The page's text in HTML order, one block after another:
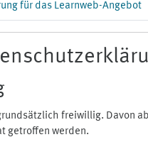
für das Learnweb-Angebot
freiwillig. Davon
getroffen werden.